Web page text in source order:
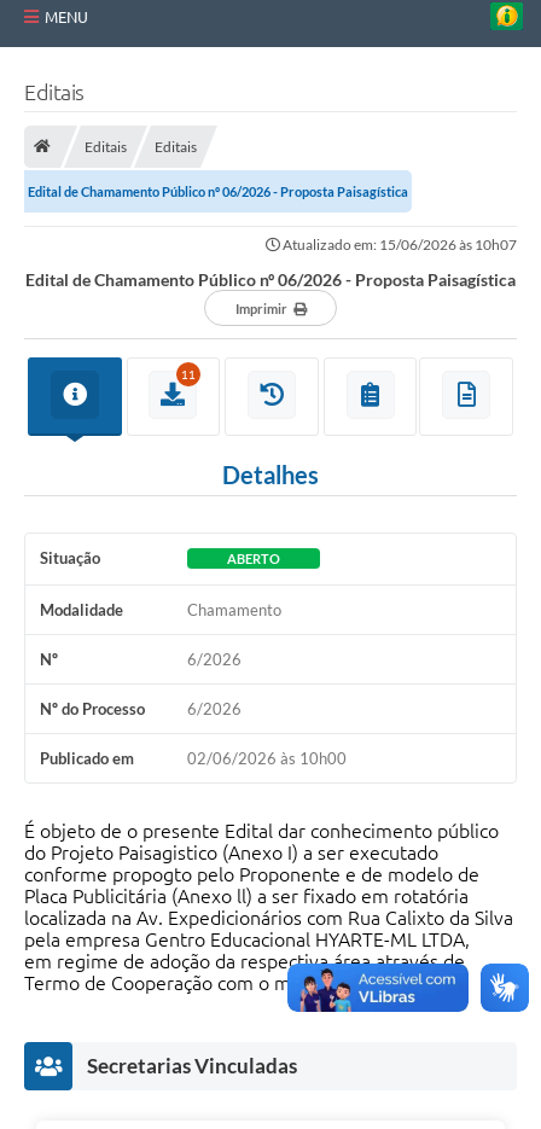
MENU
Estrutura Administrativa
Editais
Editais Editais
Edital de Chamamento Público nº 06/2026 - Proposta Paisagística
Atualizado em: 15/06/2026 às 10h07
Edital de Chamamento Público nº 06/2026 - Proposta Paisagística
Imprimir
11
Detalhes
Situação ABERTO
Modalidade Chamamento
Nº 6/2026
Nº do Processo 6/2026
Publicado em 02/06/2026 às 10h00
É objeto de o presente Edital dar conhecimento público
do Projeto Paisagistico (Anexo I) a ser executado
conforme propogto pelo Proponente e de modelo de
Placa Publicitária (Anexo ll) a ser fixado em rotatória
localizada na Av. Expedicionários com Rua Calixto da Silva
pela empresa Gentro Educacional HYARTE-ML LTDA,
em regime de adoção da respectiva área através de
Termo de Cooperação com o município.
Secretarias Vinculadas